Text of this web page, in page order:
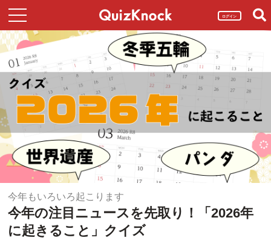
ログイン
今年もいろいろ起こります
今年の注目ニュースを先取り！「2026年
に起きること」クイズ